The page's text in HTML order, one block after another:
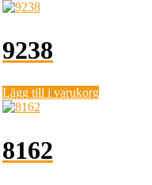
9238
Lägg till i varukorg
8162